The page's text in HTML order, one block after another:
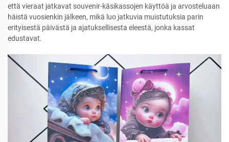
että vieraat jatkavat souvenir-käsikassojen käyttöä ja arvosteluaan
häistä vuosienkin jälkeen, mikä luo jatkuvia muistutuksia parin
erityisestä päivästä ja ajatuksellisesta eleestä, jonka kassat
edustavat.